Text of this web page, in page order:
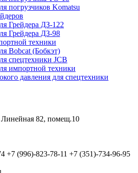
погрузчиков Komatsu
Грейдера ДЗ-122
Грейдера ДЗ-98
техники
Bobcat (Бобкэт)
спецтехники JCB
импортной техники
давления для спецтехники
Линейная 82, помещ.10
+7 (996)-823-78-11 +7 (351)-734-96-95